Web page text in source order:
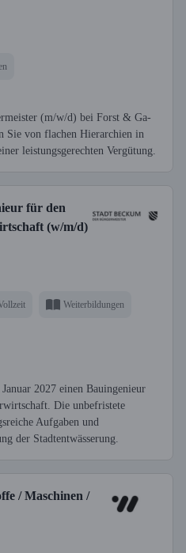
(m/w/d) bei Forst & Ga-
von flachen Hierarchien in
leistungsgerechten Vergütung.
für den
(w/m/d)
Weiterbildungen
2027 einen Bauingenieur
Die unbefristete
Aufgaben und
der Stadtentwässerung.
/ Maschinen /